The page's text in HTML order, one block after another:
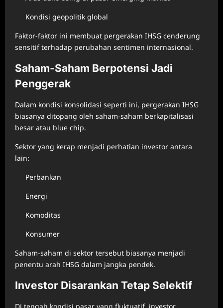
Kondisi geopolitik global
Faktor-faktor ini membuat pergerakan IHSG cenderung
sensitif terhadap perubahan sentimen internasional.
Saham-Saham Berpotensi Jadi
Penggerak
Dalam kondisi konsolidasi seperti ini, pergerakan IHSG
biasanya ditopang oleh saham-saham berkapitalisasi
besar atau blue chip.
Sektor yang kerap menjadi perhatian investor antara
lain:
Perbankan
Energi
Komoditas
Konsumer
Saham-saham di sektor tersebut biasanya menjadi
penentu arah IHSG dalam jangka pendek.
Investor Disarankan Tetap Selektif
Di tengah kondisi pasar yang fluktuatif, investor